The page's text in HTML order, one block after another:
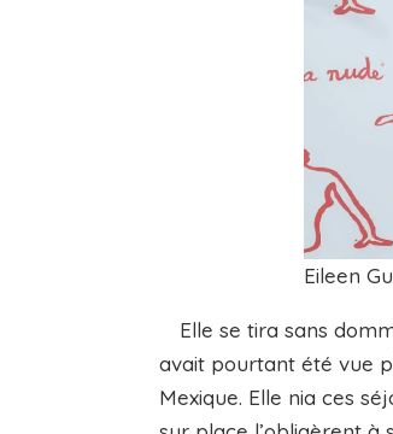
Eileen
Elle se tira sans
avait pourtant été vue
Mexique. Elle nia ces